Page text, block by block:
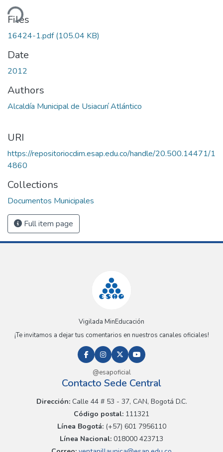
Files
16424-1.pdf(105.04 KB)
Date
2012
Authors
Alcaldía Municipal de Usiacurí Atlántico
URI
https://repositoriocdim.esap.edu.co/handle/20.500.14471/1
4860
Collections
Documentos Municipales
Full item page
Vigilada MinEducación
¡Te invitamos a dejar tus comentarios en nuestros canales oficiales!
@esapoficial
Contacto Sede Central
Dirección:Calle 44 # 53 - 37, CAN, Bogotá D.C.
Código postal: 111321
Línea Bogotá:(+57) 601 7956110
Línea Nacional: 018000 423713